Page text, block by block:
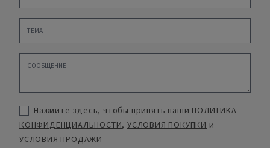
Нажмите здесь, чтобы принять наши ПОЛИТИКА
КОНФИДЕНЦИАЛЬНОСТИ,УСЛОВИЯ ПОКУПКИ и
УСЛОВИЯ ПРОДАЖИ